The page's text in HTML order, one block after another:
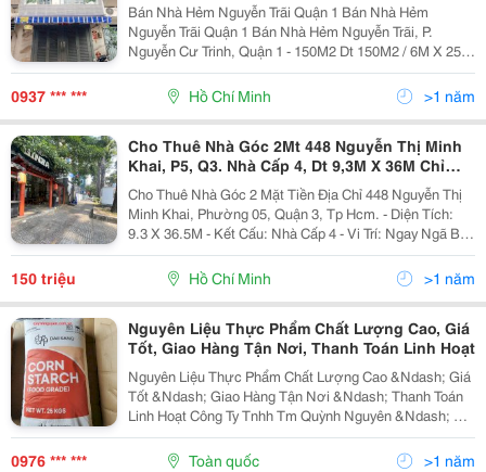
Bán Nhà Hẻm Nguyễn Trãi Quận 1 Bán Nhà Hẻm
Nguyễn Trãi Quận 1 Bán Nhà Hẻm Nguyễn Trãi, P.
Nguyễn Cư Trinh, Quận 1 - 150M2 Dt 150M2 / 6M X 25M
Giá : 38 Tỷ + Hẻm Đổ Nhựa 8M , Nhà Cao Tầng Đồng
Bộ, Hẻm Thông Cỗng Quỳnh, Nguyễn Trãi....
0937 *** *** Hồ Chí Minh >1 năm
Cho Thuê Nhà Góc 2Mt 448 Nguyễn Thị Minh
Khai, P5, Q3. Nhà Cấp 4, Dt 9,3M X 36M Chỉ
150Tr
Cho Thuê Nhà Góc 2 Mặt Tiền Địa Chỉ 448 Nguyễn Thị
Minh Khai, Phường 05, Quận 3, Tp Hcm. - Diện Tích:
9.3 X 36.5M - Kết Cấu: Nhà Cấp 4 - Vi Trí: Ngay Ngã Ba
Cống Quỳnh + Nguyễn Thị Minh Khai, Đường Giao Thao
Giữa Quận 1 &Amp; Quận 3, Dể Dàng...
150 triệu Hồ Chí Minh >1 năm
Nguyên Liệu Thực Phẩm Chất Lượng Cao, Giá
Tốt, Giao Hàng Tận Nơi, Thanh Toán Linh Hoạt
Nguyên Liệu Thực Phẩm Chất Lượng Cao &Ndash; Giá
Tốt &Ndash; Giao Hàng Tận Nơi &Ndash; Thanh Toán
Linh Hoạt Công Ty Tnhh Tm Quỳnh Nguyên &Ndash; Đối
Tác Uy Tín Tin Cậy Của Hàng Loạt Nhà Máy Sản Xuất
Bánh Kẹo, Các Công Ty Nước Giải Khát, Các Quán
0976 *** *** Toàn quốc >1 năm